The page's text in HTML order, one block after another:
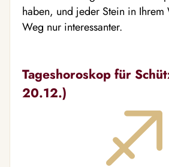
haben, und jeder Stein in Ihrem
Weg nur interessanter.
Tageshoroskop für
20.12.)